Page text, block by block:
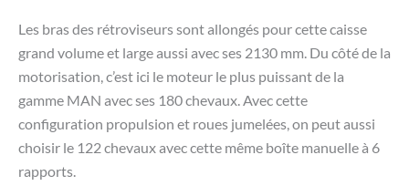
Les bras des rétroviseurs sont allongés pour cette caisse
grand volume et large aussi avec ses 2130 mm. Du côté de la
motorisation, c’est ici le moteur le plus puissant de la
gamme MAN avec ses 180 chevaux. Avec cette
configuration propulsion et roues jumelées, on peut aussi
choisir le 122 chevaux avec cette même boîte manuelle à 6
rapports.